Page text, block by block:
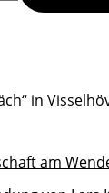
in
am